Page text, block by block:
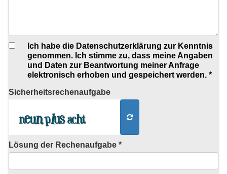
Ich habe die Datenschutzerklärung zur Kenntnis
genommen. Ich stimme zu, dass meine Angaben
und Daten zur Beantwortung meiner Anfrage
elektronisch erhoben und gespeichert werden. *
Sicherheitsrechenaufgabe
Lösung der Rechenaufgabe *